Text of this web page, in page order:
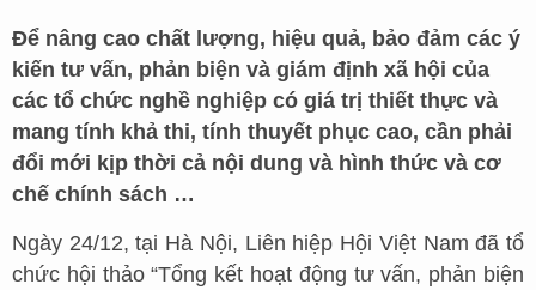
Để nâng cao chất lượng, hiệu quả, bảo đảm các ý
kiến tư vấn, phản biện và giám định xã hội của
các tổ chức nghề nghiệp có giá trị thiết thực và
mang tính khả thi, tính thuyết phục cao, cần phải
đổi mới kịp thời cả nội dung và hình thức và cơ
chế chính sách …
Ngày 24/12, tại Hà Nội, Liên hiệp Hội Việt Nam đã tổ
chức hội thảo “Tổng kết hoạt động tư vấn, phản biện